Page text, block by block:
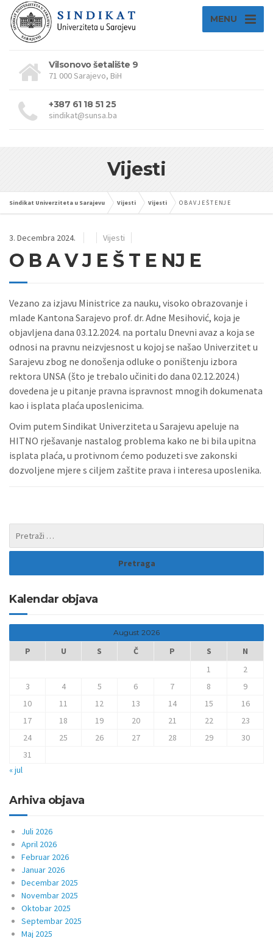
MENU
Vilsonovo šetalište 9
71 000 Sarajevo, BiH
+387 61 18 51 25
sindikat@sunsa.ba
Vijesti
Sindikat Univerziteta u Sarajevu Vijesti Vijesti O B A V J E Š T E NJ E
3. Decembra 2024. Vijesti
O B A V J E Š T E NJ E
Vezano za izjavu Ministrice za nauku, visoko obrazovanje i
mlade Kantona Sarajevo prof. dr. Adne Mesihović, koja je
objavljena dana 03.12.2024. na portalu Dnevni avaz a koja se
odnosi na pravnu neizvjesnost u kojoj se našao Univerzitet u
Sarajevu zbog ne donošenja odluke o poništenju izbora
rektora UNSA (što je trebalo učiniti do dana 02.12.2024.)
dovedena je u pitanje pravna ispravnost mnogih dokumenata
kao i isplata plaća uposlenicima.
Ovim putem Sindikat Univerziteta u Sarajevu apeluje na
HITNO rješavanje nastalog problema kako ne bi bila upitna
isplata plaća, u protivnom ćemo poduzeti sve zakonski
dozvoljene mjere s ciljem zaštite prava i interesa uposlenika.
Kalendar objava
August 2026
P U S Č P S
N
1
2
3
4 5 6 7 8
9
10
11 12 13 14 15
16
17
18 19 20 21 22
23
24
25 26 27 28 29
30
31
« jul
Arhiva objava
Juli 2026
April 2026
Februar 2026
Januar 2026
Decembar 2025
Novembar 2025
Oktobar 2025
Septembar 2025
Maj 2025